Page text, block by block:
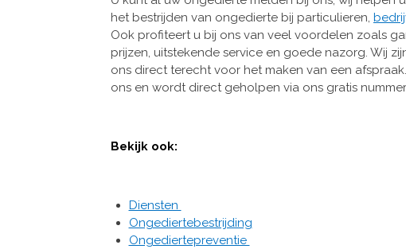
het bestrijden van ongedierte bij particulieren,
Ook profiteert u bij ons van veel voordelen zoals
prijzen, uitstekende service en goede nazorg. Wij
ons direct terecht voor het maken van een
ons en wordt direct geholpen via ons gratis nummer
Bekijk ook:
Diensten
Ongediertebestrijding
Ongediertepreventie